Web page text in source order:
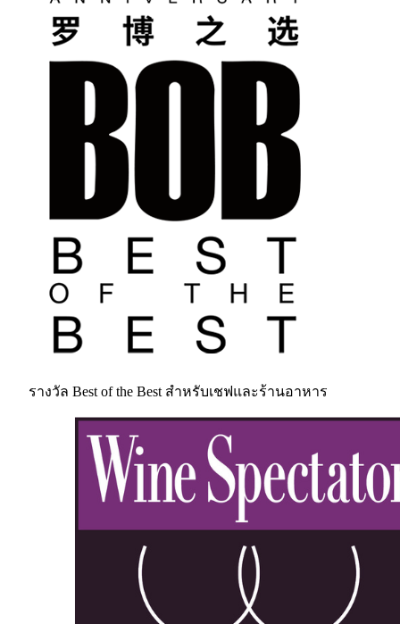
รางวัล Best of the Best สำหรับเชฟและร้านอาหาร